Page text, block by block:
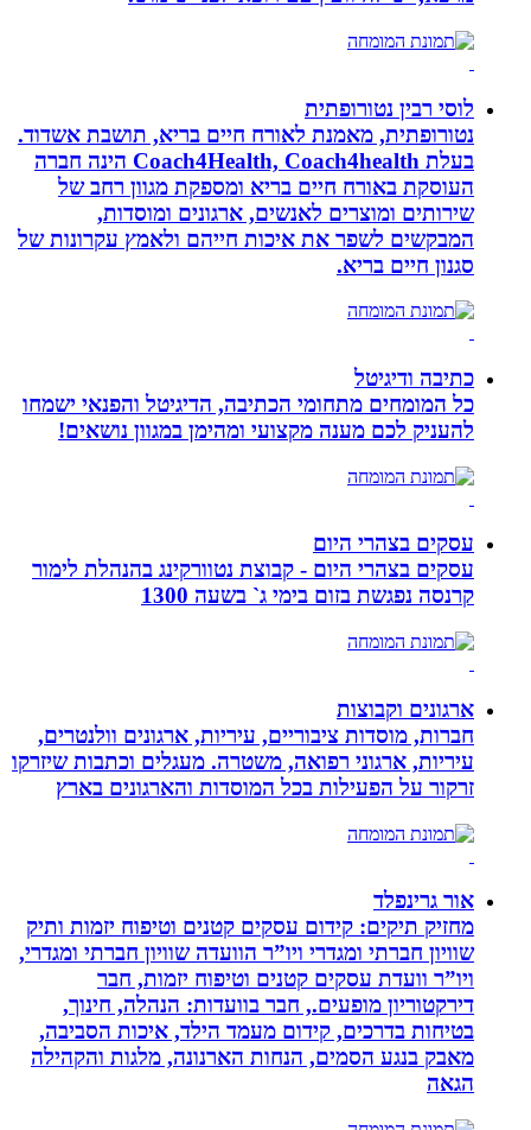
לוסי רבין נטורופתית
נטורופתית, מאמנת לאורח חיים בריא, תושבת אשדוד.
בעלת Coach4Health, Coach4health הינה חברה
העוסקת באורח חיים בריא ומספקת מגוון רחב של
שירותים ומוצרים לאנשים, ארגונים ומוסדות,
המבקשים לשפר את איכות חייהם ולאמץ עקרונות של
סגנון חיים בריא.
כתיבה ודיגיטל
כל המומחים מתחומי הכתיבה, הדיגיטל והפנאי ישמחו
להעניק לכם מענה מקצועי ומהימן במגוון נושאים!
עסקים בצהרי היום
עסקים בצהרי היום - קבוצת נטוורקינג בהנהלת לימור
קרנסה נפגשת בזום בימי ג` בשעה 1300
ארגונים וקבוצות
חברות, מוסדות ציבוריים, עיריות, ארגונים וולנטרים,
עיריות, ארגוני רפואה, משטרה. מעגלים וכתבות שיזרקו
זרקור על הפעילות בכל המוסדות והארגונים בארץ
אור גרינפלד
מחזיק תיקים: קידום עסקים קטנים וטיפוח יזמות ותיק
שוויון חברתי ומגדרי ויו”ר הוועדה שוויון חברתי ומגדרי,
ויו”ר וועדת עסקים קטנים וטיפוח יזמות, חבר
דירקטוריון מופעים., חבר בוועדות: הנהלה, חינוך,
בטיחות בדרכים, קידום מעמד הילד, איכות הסביבה,
מאבק בנגע הסמים, הנחות הארנונה, מלגות והקהילה